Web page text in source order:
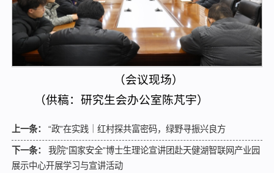
（会议现场）
（供稿：研究生会办公室陈芃宇）
上一条：“政”在实践｜红村探共富密码，绿野寻振兴良方
下一条：我院“国家安全”博士生理论宣讲团赴天健湖智联网产业园
展示中心开展学习与宣讲活动